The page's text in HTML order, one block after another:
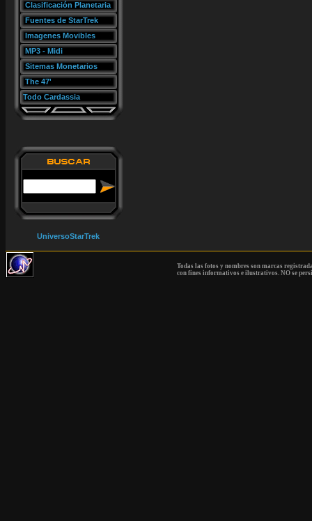
Clasificación Planetaria
Fuentes de StarTrek
Imagenes Movibles
MP3 - Midi
Sitemas Monetarios
The 47'
Todo Cardassia
UniversoStarTrek
Todas las fotos y nombres son marcas
con fines informativos e ilustrativos. NO se